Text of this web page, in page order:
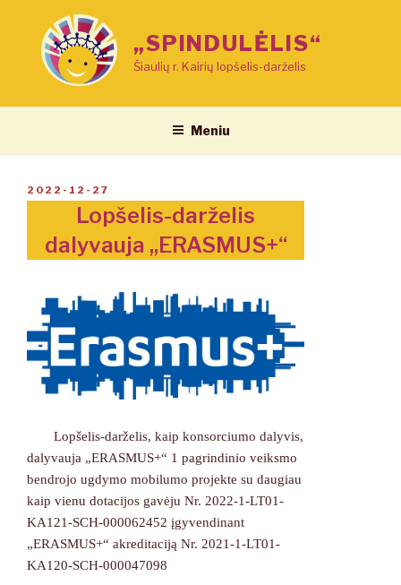
„SPINDULĖLIS“
Šiaulių r. Kairių lopšelis-darželis
Meniu
PASKELBTA
2022-12-27
Lopšelis-darželis
dalyvauja ,,ERASMUS+“
Lopšelis-darželis, kaip konsorciumo dalyvis,
dalyvauja „ERASMUS+“ 1 pagrindinio veiksmo
bendrojo ugdymo mobilumo projekte su daugiau
kaip vienu dotacijos gavėju Nr. 2022-1-LT01-
KA121-SCH-000062452 įgyvendinant
„ERASMUS+“ akreditaciją Nr. 2021-1-LT01-
KA120-SCH-000047098